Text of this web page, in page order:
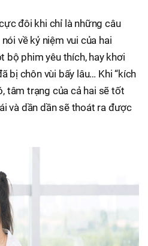
đôi khi chỉ là những câu
về kỷ niệm vui của hai
bộ phim yêu thích, hay khơi
bị chôn vùi bấy lâu… Khi “kích
tâm trạng của cả hai sẽ tốt
và dần dần sẽ thoát ra được